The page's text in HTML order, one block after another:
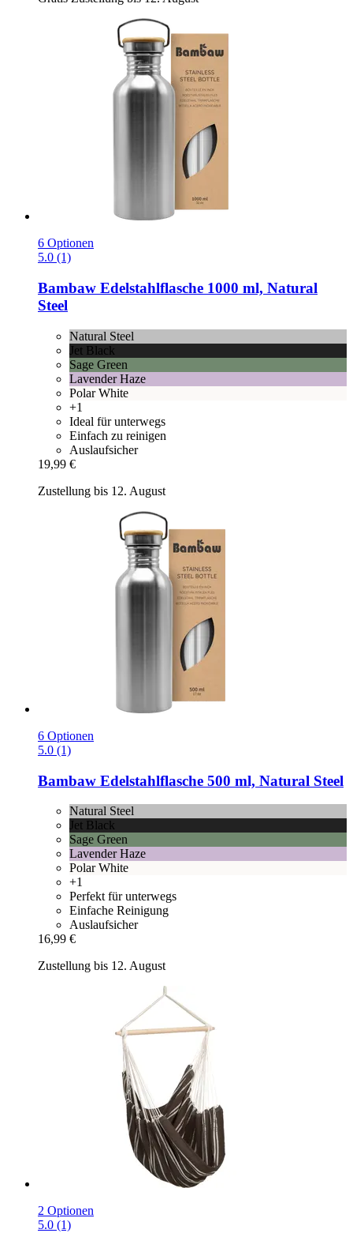
6 Optionen
5.0 (1)
Bambaw Edelstahlflasche 1000 ml, Natural
Steel
Natural Steel
Jet Black
Sage Green
Lavender Haze
Polar White
+1
Ideal für unterwegs
Einfach zu reinigen
Auslaufsicher
19,99 €
Zustellung bis 12. August
6 Optionen
5.0 (1)
Bambaw Edelstahlflasche 500 ml, Natural Steel
Natural Steel
Jet Black
Sage Green
Lavender Haze
Polar White
+1
Perfekt für unterwegs
Einfache Reinigung
Auslaufsicher
16,99 €
Zustellung bis 12. August
2 Optionen
5.0 (1)